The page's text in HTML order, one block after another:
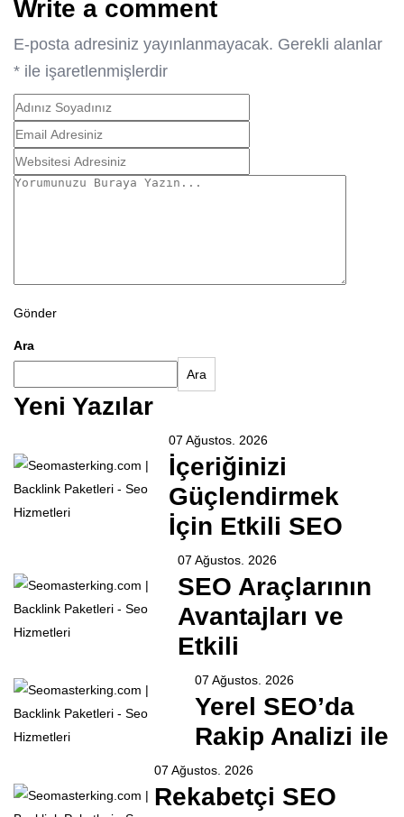
Write a comment
E-posta adresiniz yayınlanmayacak. Gerekli alanlar
* ile işaretlenmişlerdir
Gönder
Ara
Ara
Yeni Yazılar
07 Ağustos. 2026
İçeriğinizi
Güçlendirmek
İçin Etkili SEO
07 Ağustos. 2026
SEO Araçlarının
Avantajları ve
Etkili
07 Ağustos. 2026
Yerel SEO’da
Rakip Analizi ile
07 Ağustos. 2026
Rekabetçi SEO